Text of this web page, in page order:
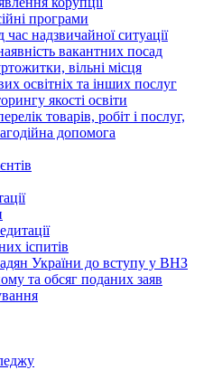
програми
надзвичайної ситуації
вакантних посад
вільні місця
освітніх та інших послуг
якості освіти
товарів, робіт і послуг,
допомога
іспитів
України до вступу у ВНЗ
та обсяг поданих заяв